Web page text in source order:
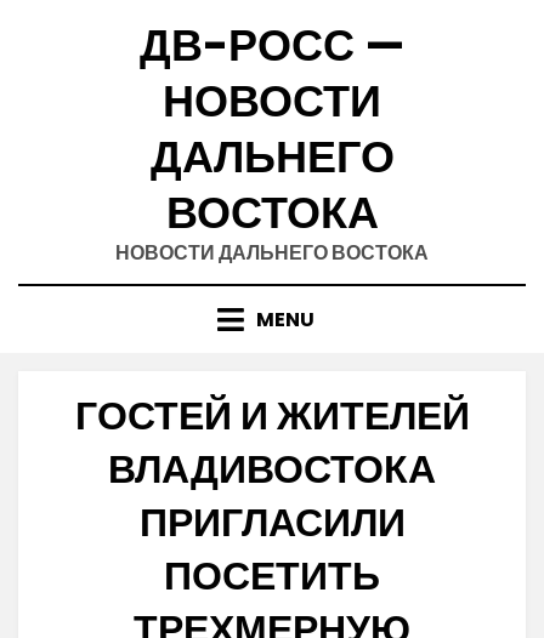
ДВ-РОСС —
НОВОСТИ
ДАЛЬНЕГО
ВОСТОКА
НОВОСТИ ДАЛЬНЕГО ВОСТОКА
MENU
ГОСТЕЙ И ЖИТЕЛЕЙ
ВЛАДИВОСТОКА
ПРИГЛАСИЛИ
ПОСЕТИТЬ